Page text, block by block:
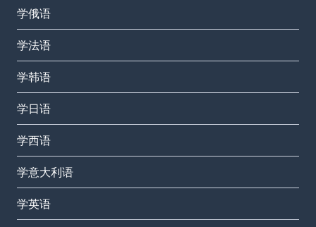
学俄语
学法语
学韩语
学日语
学西语
学意大利语
学英语